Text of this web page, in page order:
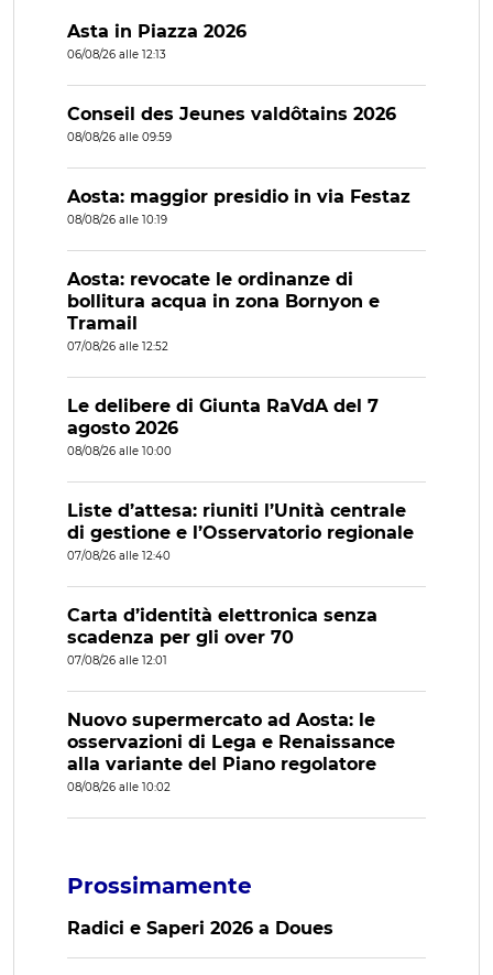
Asta in Piazza 2026
06/08/26 alle 12:13
Conseil des Jeunes valdôtains 2026
08/08/26 alle 09:59
Aosta: maggior presidio in via Festaz
08/08/26 alle 10:19
Aosta: revocate le ordinanze di
bollitura acqua in zona Bornyon e
Tramail
07/08/26 alle 12:52
Le delibere di Giunta RaVdA del 7
agosto 2026
08/08/26 alle 10:00
Liste d’attesa: riuniti l’Unità centrale
di gestione e l’Osservatorio regionale
07/08/26 alle 12:40
Carta d’identità elettronica senza
scadenza per gli over 70
07/08/26 alle 12:01
Nuovo supermercato ad Aosta: le
osservazioni di Lega e Renaissance
alla variante del Piano regolatore
08/08/26 alle 10:02
Prossimamente
Radici e Saperi 2026 a Doues